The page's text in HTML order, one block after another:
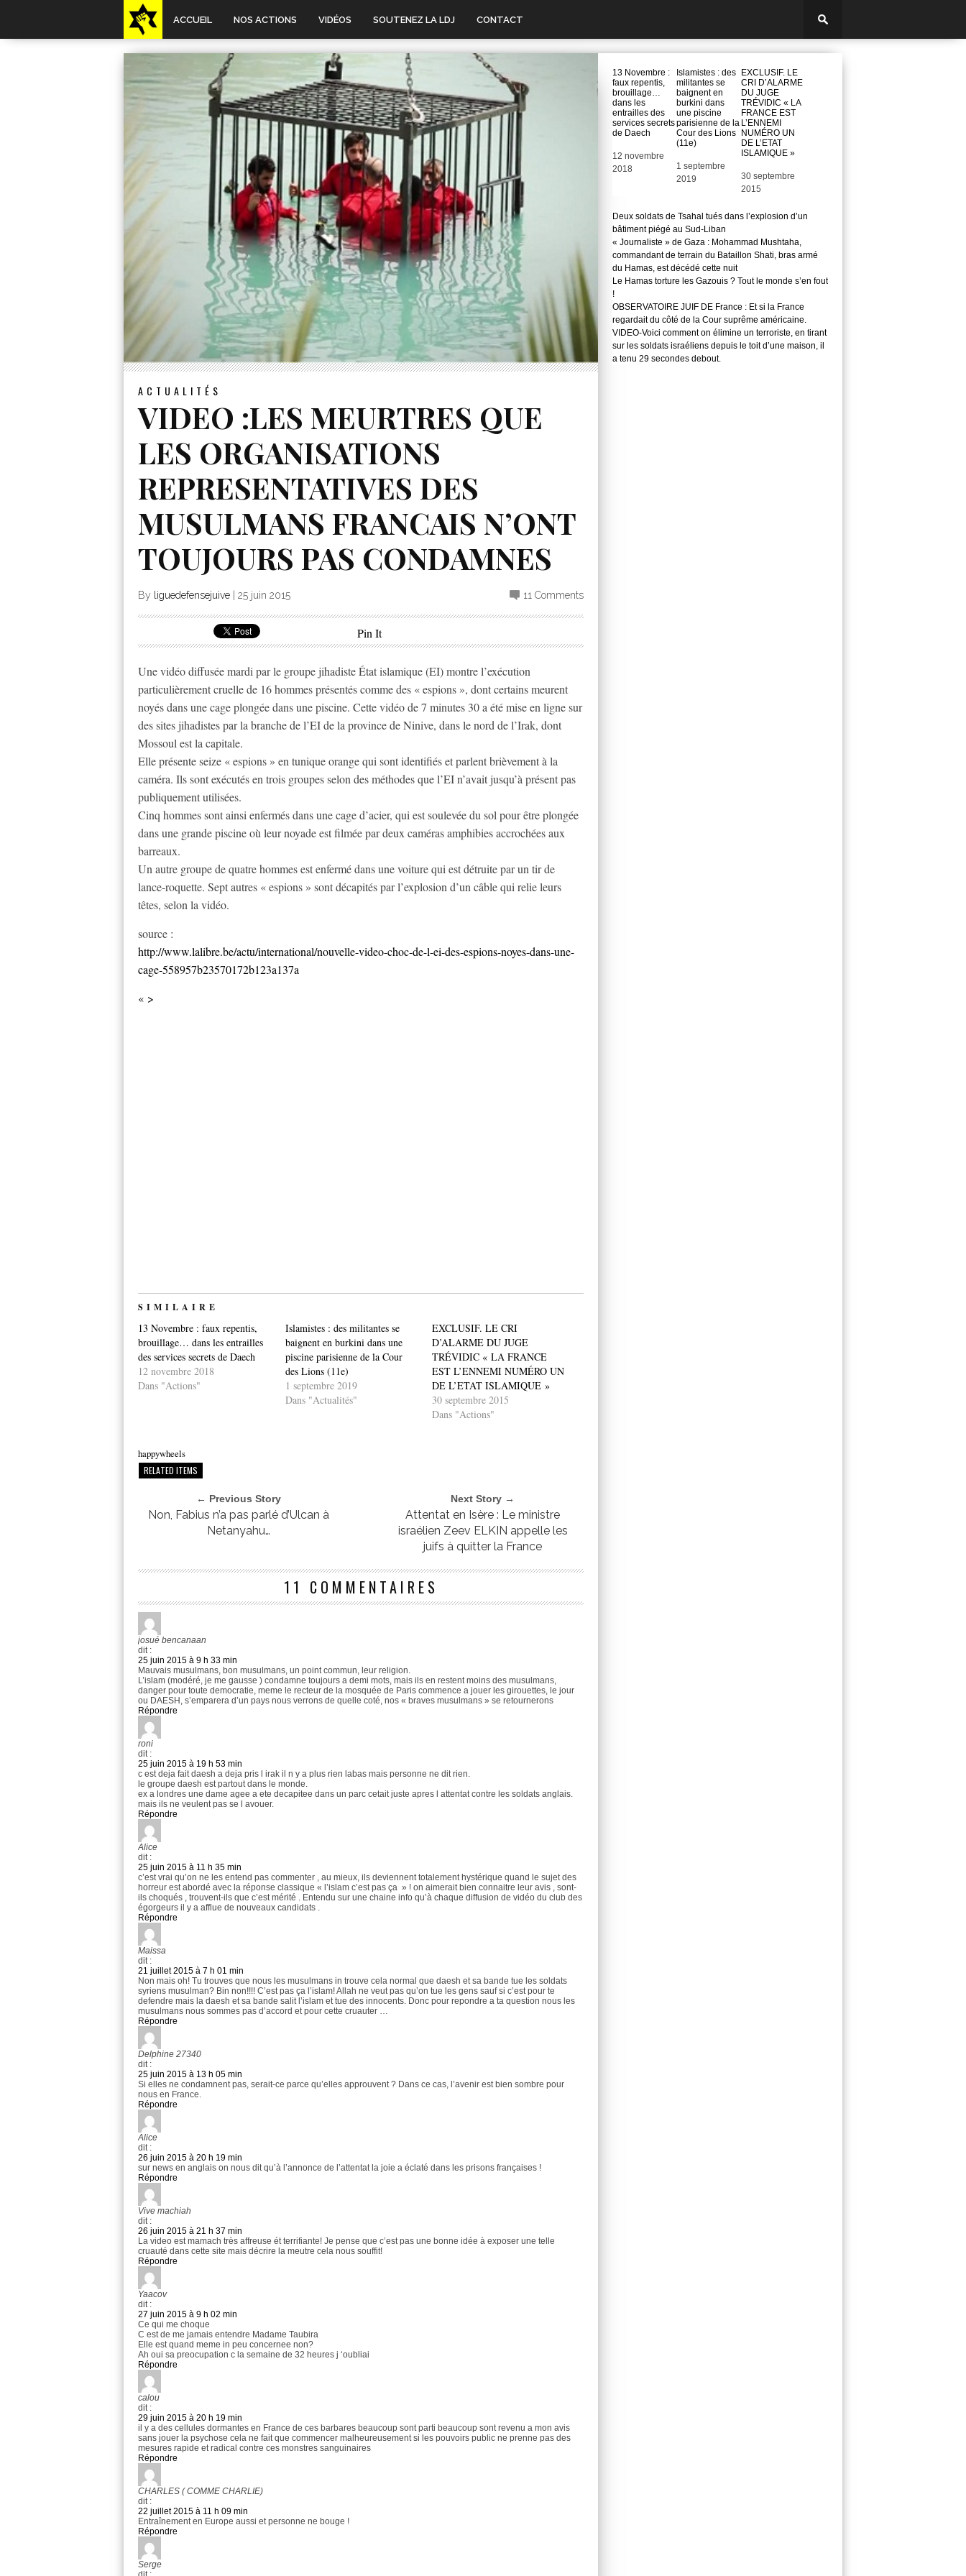
ACCUEIL NOS ACTIONS VIDÉOS SOUTENEZ LA LDJ CONTACT
ACTUALITÉS
VIDEO :LES MEURTRES QUE
LES ORGANISATIONS
REPRESENTATIVES DES
MUSULMANS FRANCAIS N’ONT
TOUJOURS PAS CONDAMNES
By liguedefensejuive 25 juin 2015 11 Comments
Pin It
Une vidéo diffusée mardi par le groupe jihadiste État islamique (EI) montre l’exécution
particulièrement cruelle de 16 hommes présentés comme des « espions », dont certains meurent
noyés dans une cage plongée dans une piscine. Cette vidéo de 7 minutes 30 a été mise en ligne sur
des sites jihadistes par la branche de l’EI de la province de Ninive, dans le nord de l’Irak, dont
Mossoul est la capitale.
Elle présente seize « espions » en tunique orange qui sont identifiés et parlent brièvement à la
caméra. Ils sont exécutés en trois groupes selon des méthodes que l’EI n’avait jusqu’à présent pas
publiquement utilisées.
Cinq hommes sont ainsi enfermés dans une cage d’acier, qui est soulevée du sol pour être plongée
dans une grande piscine où leur noyade est filmée par deux caméras amphibies accrochées aux
barreaux.
Un autre groupe de quatre hommes est enfermé dans une voiture qui est détruite par un tir de
lance-roquette. Sept autres « espions » sont décapités par l’explosion d’un câble qui relie leurs
têtes, selon la vidéo.
source :
http://www.lalibre.be/actu/international/nouvelle-video-choc-de-l-ei-des-espions-noyes-dans-une-
cage-558957b23570172b123a137a
« >
SIMILAIRE
13 Novembre : faux repentis,
brouillage… dans les entrailles
des services secrets de Daech
12 novembre 2018
Dans "Actions"
Islamistes : des militantes se
baignent en burkini dans une
piscine parisienne de la Cour
des Lions (11e)
1 septembre 2019
Dans "Actualités"
EXCLUSIF. LE CRI
D’ALARME DU JUGE
TRÉVIDIC « LA FRANCE
EST L’ENNEMI NUMÉRO UN
DE L’ETAT ISLAMIQUE »
30 septembre 2015
Dans "Actions"
happywheels
RELATED ITEMS
← Previous Story
Non, Fabius n’a pas parlé d’Ulcan à
Netanyahu…
Next Story →
Attentat en Isère : Le ministre
israélien Zeev ELKIN appelle les
juifs à quitter la France
11 COMMENTAIRES
josué bencanaan
dit :
25 juin 2015 à 9 h 33 min
Mauvais musulmans, bon musulmans, un point commun, leur religion.
L’islam (modéré, je me gausse ) condamne toujours a demi mots, mais ils en restent moins des musulmans,
danger pour toute democratie, meme le recteur de la mosquée de Paris commence a jouer les girouettes, le jour
ou DAESH, s’emparera d’un pays nous verrons de quelle coté, nos « braves musulmans » se retournerons
Répondre
roni
dit :
25 juin 2015 à 19 h 53 min
c est deja fait daesh a deja pris l irak il n y a plus rien labas mais personne ne dit rien.
le groupe daesh est partout dans le monde.
ex a londres une dame agee a ete decapitee dans un parc cetait juste apres l attentat contre les soldats anglais.
mais ils ne veulent pas se l avouer.
Répondre
Alice
dit :
25 juin 2015 à 11 h 35 min
c’est vrai qu’on ne les entend pas commenter , au mieux, ils deviennent totalement hystérique quand le sujet des
horreur est abordé avec la réponse classique « l’islam c’est pas ça » ! on aimerait bien connaitre leur avis , sont-
ils choqués , trouvent-ils que c’est mérité . Entendu sur une chaine info qu’à chaque diffusion de vidéo du club des
égorgeurs il y a afflue de nouveaux candidats .
Répondre
Maissa
dit :
21 juillet 2015 à 7 h 01 min
Non mais oh! Tu trouves que nous les musulmans in trouve cela normal que daesh et sa bande tue les soldats
syriens musulman? Bin non!!!! C’est pas ça l’islam! Allah ne veut pas qu’on tue les gens sauf si c’est pour te
defendre mais la daesh et sa bande salit l’islam et tue des innocents. Donc pour repondre a ta question nous les
musulmans nous sommes pas d’accord et pour cette cruauter …
Répondre
Delphine 27340
dit :
25 juin 2015 à 13 h 05 min
Si elles ne condamnent pas, serait-ce parce qu’elles approuvent ? Dans ce cas, l’avenir est bien sombre pour
nous en France.
Répondre
Alice
dit :
26 juin 2015 à 20 h 19 min
sur news en anglais on nous dit qu’à l’annonce de l’attentat la joie a éclaté dans les prisons françaises !
Répondre
Vive machiah
dit :
26 juin 2015 à 21 h 37 min
La video est mamach très affreuse ét terrifiante! Je pense que c’est pas une bonne idée à exposer une telle
cruauté dans cette site mais décrire la meutre cela nous souffit!
Répondre
Yaacov
dit :
27 juin 2015 à 9 h 02 min
Ce qui me choque
C est de me jamais entendre Madame Taubira
Elle est quand meme in peu concernee non?
Ah oui sa preocupation c la semaine de 32 heures j ‘oubliai
Répondre
calou
dit :
29 juin 2015 à 20 h 19 min
il y a des cellules dormantes en France de ces barbares beaucoup sont parti beaucoup sont revenu a mon avis
sans jouer la psychose cela ne fait que commencer malheureusement si les pouvoirs public ne prenne pas des
mesures rapide et radical contre ces monstres sanguinaires
Répondre
CHARLES ( COMME CHARLIE)
dit :
22 juillet 2015 à 11 h 09 min
Entraînement en Europe aussi et personne ne bouge !
Répondre
Serge
13 Novembre :
faux repentis,
brouillage…
dans les
entrailles des
services secrets
de Daech
Date
12 novembre
2018
Islamistes : des
militantes se
baignent en
burkini dans
une piscine
parisienne de la
Cour des Lions
(11e)
Date
1 septembre
2019
EXCLUSIF. LE
CRI D’ALARME
DU JUGE
TRÉVIDIC « LA
FRANCE EST
L’ENNEMI
NUMÉRO UN
DE L’ETAT
ISLAMIQUE »
Date
30 septembre
2015
Deux soldats de Tsahal tués dans l’explosion d’un
bâtiment piégé au Sud-Liban
« Journaliste » de Gaza : Mohammad Mushtaha,
commandant de terrain du Bataillon Shati, bras armé
du Hamas, est décédé cette nuit
Le Hamas torture les Gazouis ? Tout le monde s’en fout
!
OBSERVATOIRE JUIF DE France : Et si la France
regardait du côté de la Cour suprême américaine.
VIDEO-Voici comment on élimine un terroriste, en tirant
sur les soldats israéliens depuis le toit d’une maison, il
a tenu 29 secondes debout.